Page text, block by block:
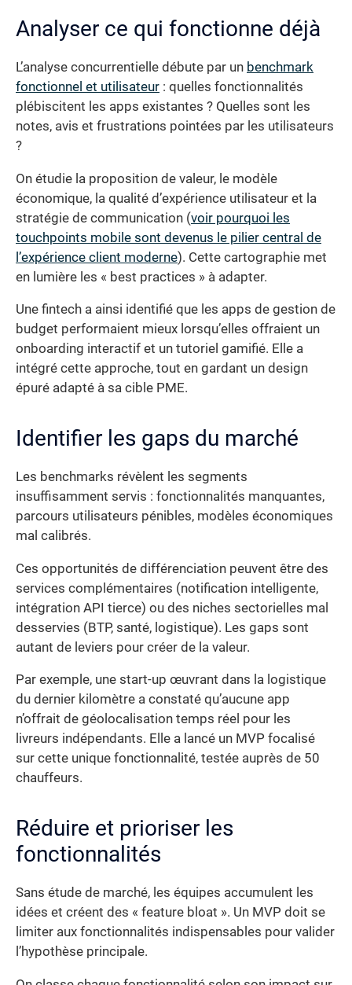
Analyser ce qui fonctionne déjà
L’analyse concurrentielle débute par un benchmark
fonctionnel et utilisateur : quelles fonctionnalités
plébiscitent les apps existantes ? Quelles sont les
notes, avis et frustrations pointées par les utilisateurs
?
On étudie la proposition de valeur, le modèle
économique, la qualité d’expérience utilisateur et la
stratégie de communication (voir pourquoi les
touchpoints mobile sont devenus le pilier central de
l’expérience client moderne). Cette cartographie met
en lumière les « best practices » à adapter.
Une fintech a ainsi identifié que les apps de gestion de
budget performaient mieux lorsqu’elles offraient un
onboarding interactif et un tutoriel gamifié. Elle a
intégré cette approche, tout en gardant un design
épuré adapté à sa cible PME.
Identifier les gaps du marché
Les benchmarks révèlent les segments
insuffisamment servis : fonctionnalités manquantes,
parcours utilisateurs pénibles, modèles économiques
mal calibrés.
Ces opportunités de différenciation peuvent être des
services complémentaires (notification intelligente,
intégration API tierce) ou des niches sectorielles mal
desservies (BTP, santé, logistique). Les gaps sont
autant de leviers pour créer de la valeur.
Par exemple, une start-up œuvrant dans la logistique
du dernier kilomètre a constaté qu’aucune app
n’offrait de géolocalisation temps réel pour les
livreurs indépendants. Elle a lancé un MVP focalisé
sur cette unique fonctionnalité, testée auprès de 50
chauffeurs.
Réduire et prioriser les
fonctionnalités
Sans étude de marché, les équipes accumulent les
idées et créent des « feature bloat ». Un MVP doit se
limiter aux fonctionnalités indispensables pour valider
l’hypothèse principale.